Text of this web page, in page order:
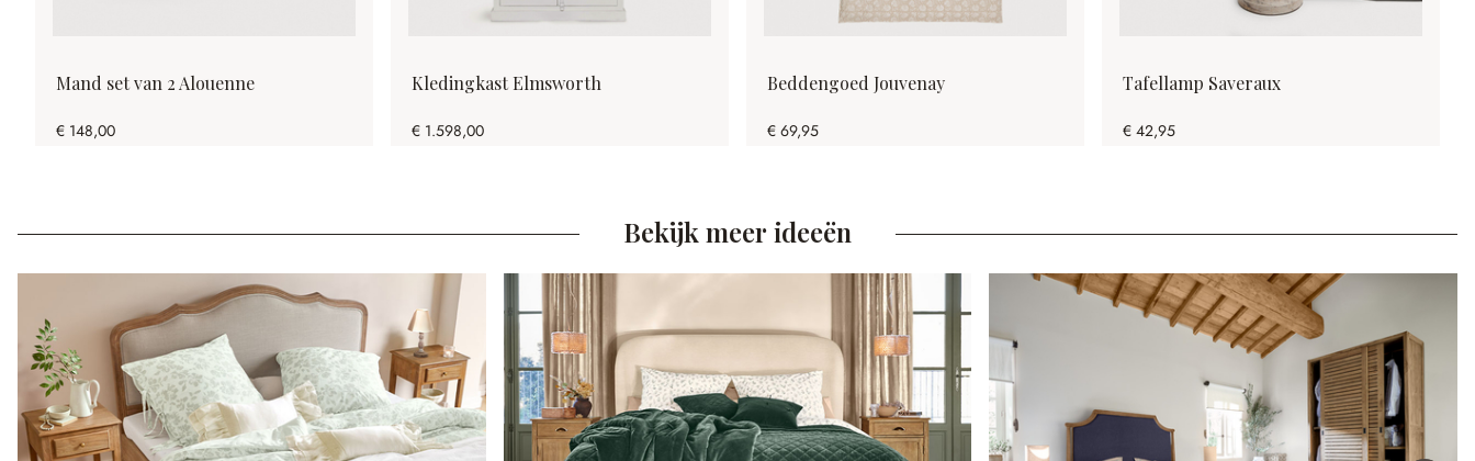
Mand set van 2 Alouenne
€ 148,00
Kledingkast Elmsworth
€ 1.598,00
Beddengoed Jouvenay
€ 69,95
Tafellamp Saveraux
€ 42,95
Bekijk meer ideeën